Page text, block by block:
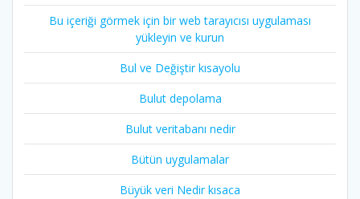
Bu içeriği görmek için bir web tarayıcısı uygulaması
yükleyin ve kurun
Bul ve Değiştir kısayolu
Bulut depolama
Bulut veritabanı nedir
Bütün uygulamalar
Büyük veri Nedir kısaca